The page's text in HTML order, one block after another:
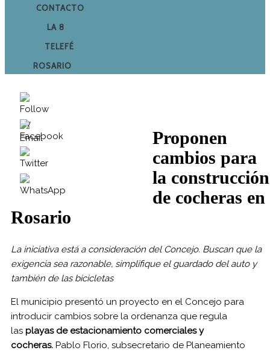
CONTACTO
LA 8
TELEFÉ
ROSARIO
Proponen
cambios para
la construcción
de cocheras en
Rosario
La iniciativa está a consideración del Concejo. Buscan que la
exigencia sea razonable, simplifique el guardado del auto y
también de las bicicletas
El municipio presentó un proyecto en el Concejo para
introducir cambios sobre la ordenanza que regula
las playas de estacionamiento comerciales y
cocheras. Pablo Florio, subsecretario de Planeamiento